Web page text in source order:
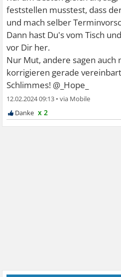
feststellen musstest, dass
und mach selber
Dann hast Du's vom Tisch
vor Dir her.
Nur Mut, andere sagen
korrigieren gerade
Schlimmes! @_Hope_
12.02.2024 09:13 •
x 2